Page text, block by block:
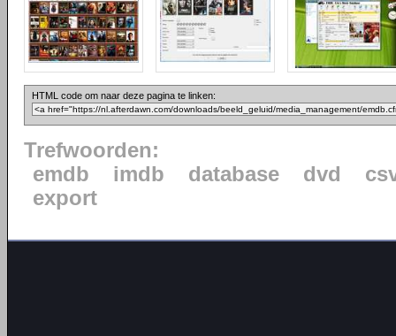
HTML code om naar deze pagina te linken:
Trefwoorden:
emdb
imdb database dvd
export